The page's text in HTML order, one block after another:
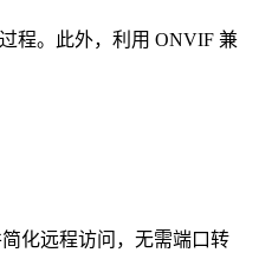
程。此外，利用 ONVIF 兼
化远程访问，无需端口转